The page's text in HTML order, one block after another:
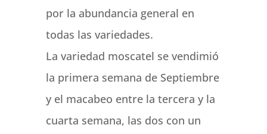
por la abundancia general en
todas las variedades.
La variedad moscatel se vendimió
la primera semana de Septiembre
y el macabeo entre la tercera y la
cuarta semana, las dos con un